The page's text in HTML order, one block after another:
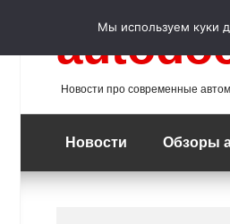
Новости про современные
Новости Обзоры
Мы используем куки